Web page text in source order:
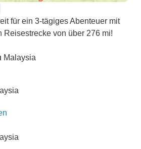
für ein 3-tägiges Abenteuer mit
Reisestrecke von über 276 mi!
Malaysia